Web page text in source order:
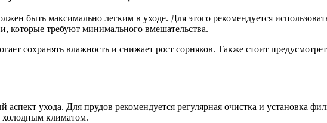
быть максимально легким в уходе. Для этого рекомендуется
которые требуют минимального вмешательства.
сохранять влажность и снижает рост сорняков. Также стоит
ухода. Для прудов рекомендуется регулярная очистка и установка
холодным климатом.